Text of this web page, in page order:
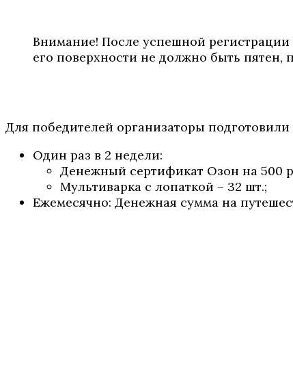
Внимание! После успешной
его поверхности не должно быть пятен,
Для победителей организаторы
Один раз в 2 недели:
Денежный сертификат Озон на 500
Мультиварка с лопаткой – 32 шт.;
Ежемесячно: Денежная сумма на